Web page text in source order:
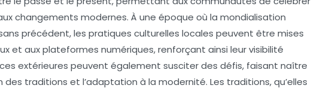
changements modernes. À une époque où la mondialisation
précédent, les pratiques culturelles locales peuvent être mises
et aux plateformes numériques, renforçant ainsi leur visibilité
extérieures peuvent également susciter des défis, faisant naître
des traditions et l’adaptation à la modernité. Les traditions, qu’elles